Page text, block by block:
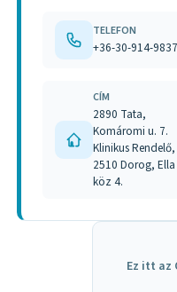
TELEFON
+36-30-914-9837
CÍM
2890 Tata,
Komáromi u. 7.
Klinikus Rendelő,
2510 Dorog, Ella
köz 4.
Ez itt az